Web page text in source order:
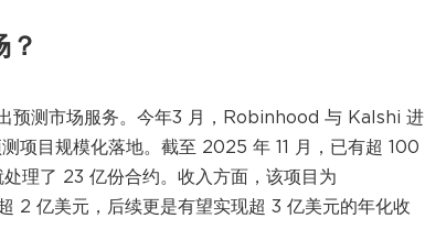
？
测市场服务。今年3 月，Robinhood 与 Kalshi 进
项目规模化落地。截至 2025 年 11 月，已有超 100
理了 23 亿份合约。收入方面，该项目为
2 亿美元，后续更是有望实现超 3 亿美元的年化收